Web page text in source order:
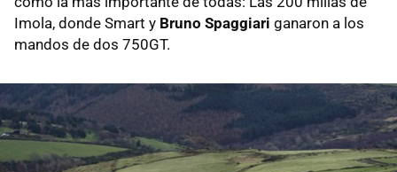
Imola, donde Smart y Bruno Spaggiari ganaron a los
mandos de dos 750GT.